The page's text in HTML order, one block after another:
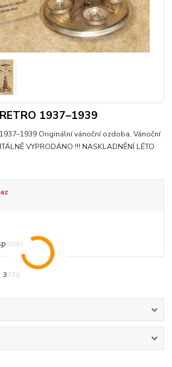
1937–1939
Originální vánoční ozdoba, Vánoční
VYPRODÁNO !!! NASKLADNĚNÍ LÉTO
3739